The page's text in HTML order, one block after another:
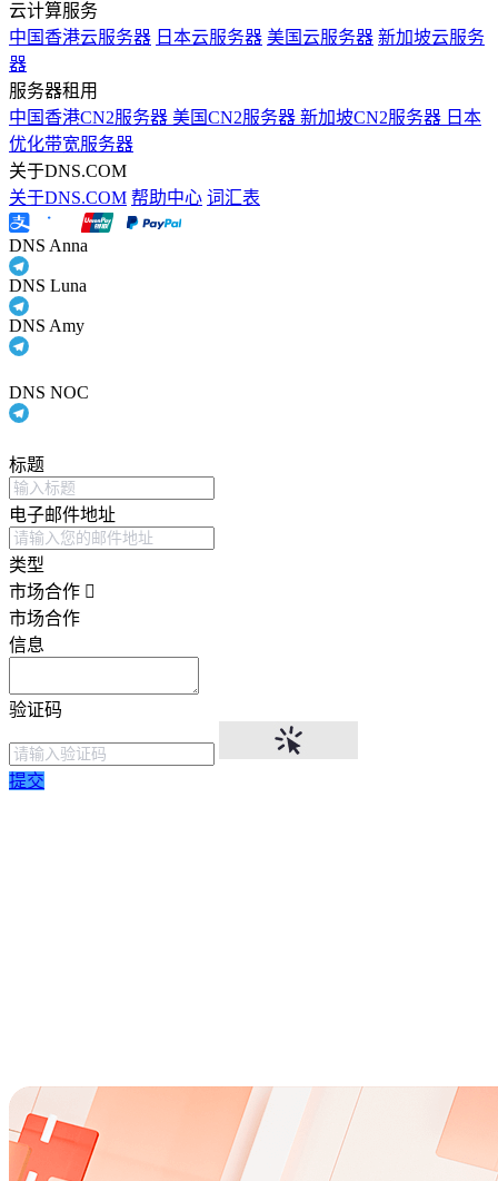
云计算服务
中国香港云服务器 日本云服务器 美国云服务器 新加坡云服务
器
服务器租用
中国香港CN2服务器 美国CN2服务器 新加坡CN2服务器 日本
优化带宽服务器
关于DNS.COM
关于DNS.COM 帮助中心 词汇表
DNS Anna
DNS Luna
DNS Amy
DNS NOC
标题
电子邮件地址
类型
市场合作
市场合作
信息
验证码
提交